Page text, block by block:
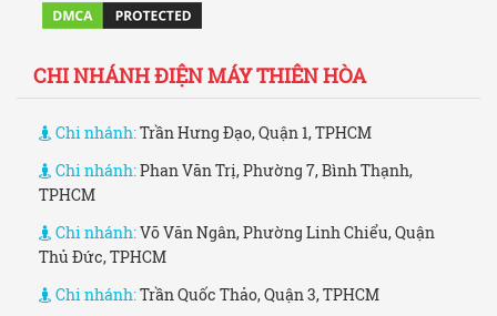
CHI NHÁNH ĐIỆN MÁY THIÊN HÒA
Chi nhánh:Trần Hưng Đạo, Quận 1, TPHCM
Chi nhánh:Phan Văn Trị, Phường 7, Bình Thạnh,
TPHCM
Chi nhánh:Võ Văn Ngân, Phường Linh Chiểu, Quận
Thủ Đức, TPHCM
Chi nhánh:Trần Quốc Thảo, Quận 3, TPHCM